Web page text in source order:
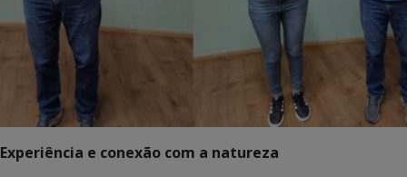
Experiência e conexão com a natureza